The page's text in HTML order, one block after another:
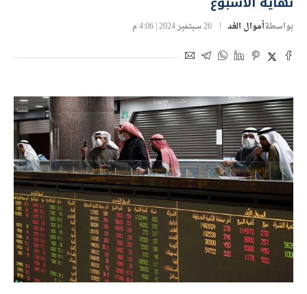
بواسطةأموال الغد 26 سبتمبر 2024 | 4:06 م